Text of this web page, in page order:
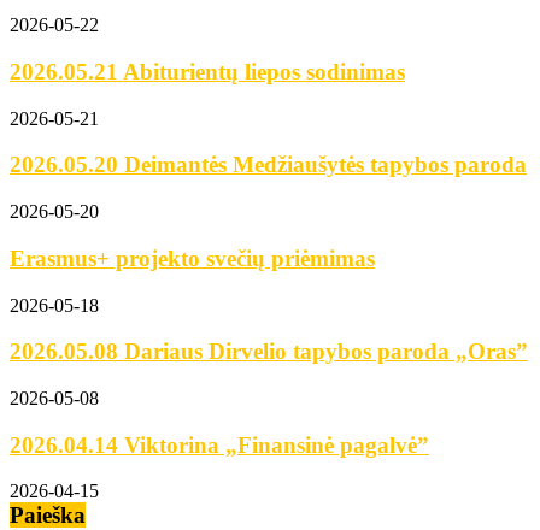
2026-05-22
2026.05.21 Abiturientų liepos sodinimas
2026-05-21
2026.05.20 Deimantės Medžiaušytės tapybos paroda
2026-05-20
Erasmus+ projekto svečių priėmimas
2026-05-18
2026.05.08 Dariaus Dirvelio tapybos paroda „Oras”
2026-05-08
2026.04.14 Viktorina „Finansinė pagalvė”
2026-04-15
Paieška